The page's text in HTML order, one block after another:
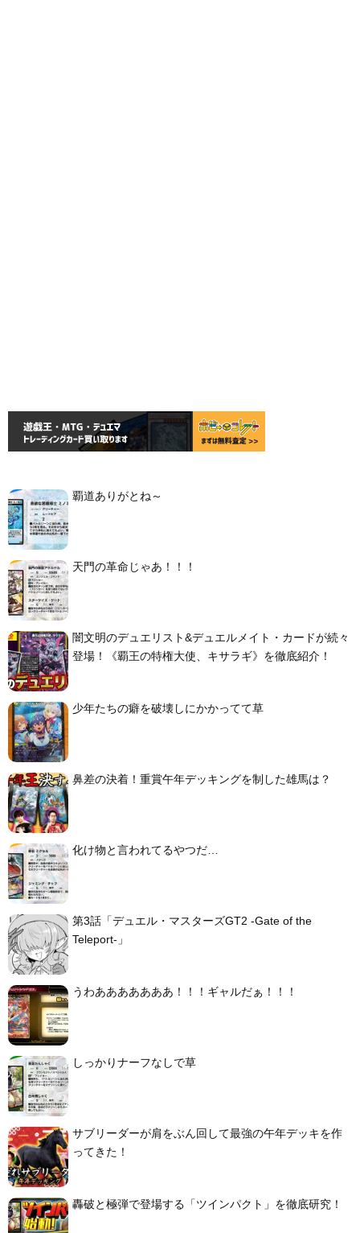
覇道ありがとね～
天門の革命じゃあ！！！
闇文明のデュエリスト&デュエルメイト・カードが続々
登場！《覇王の特権大使、キサラギ》を徹底紹介！
少年たちの癖を破壊しにかかってて草
鼻差の決着！重賞午年デッキングを制した雄馬は？
化け物と言われてるやつだ…
第3話「デュエル・マスターズGT2 -Gate of the
Teleport-」
うわあああああああ！！！ギャルだぁ！！！
しっかりナーフなしで草
サブリーダーが肩をぶん回して最強の午年デッキを作
ってきた！
轟破と極弾で登場する「ツインパクト」を徹底研究！